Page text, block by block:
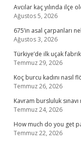
Avcılar kaç yılında ilçe
Ağustos 5, 2026
675’in asal çarpanları
Ağustos 3, 2026
Türkiye’de ilk uçak
Temmuz 29, 2026
Koç burcu kadını nasıl
Temmuz 26, 2026
Kavram bursluluk sınavı
Temmuz 24, 2026
How much do you get
Temmuz 22, 2026